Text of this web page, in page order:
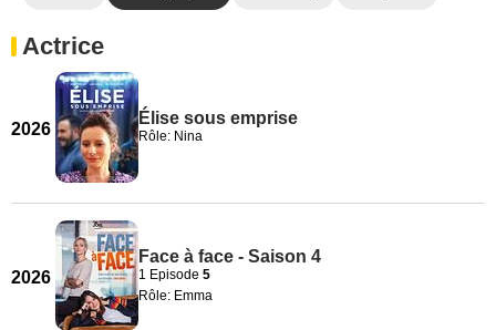
Actrice
2026
Élise sous emprise
Rôle: Nina
2026
Face à face - Saison 4
1 Episode 5
Rôle: Emma